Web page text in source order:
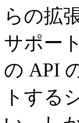
らの拡
サポー
の API
トする